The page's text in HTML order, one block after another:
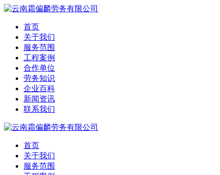
首页
关于我们
服务范围
工程案例
合作单位
劳务知识
企业百科
新闻资讯
联系我们
首页
关于我们
服务范围